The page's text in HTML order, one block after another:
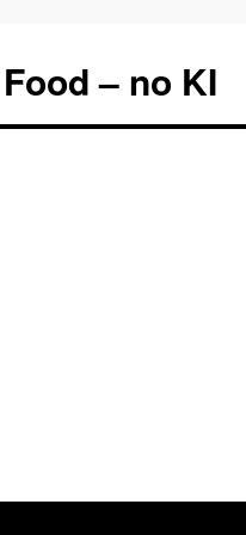
– no KI